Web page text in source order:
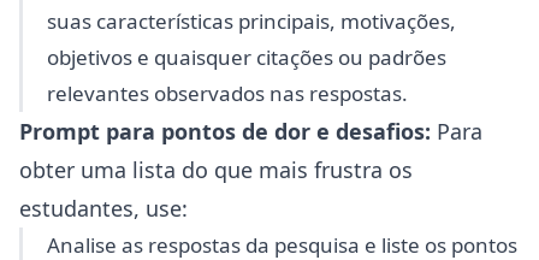
suas características principais, motivações,
objetivos e quaisquer citações ou padrões
relevantes observados nas respostas.
Prompt para pontos de dor e desafios: Para
obter uma lista do que mais frustra os
estudantes, use:
Analise as respostas da pesquisa e liste os pontos